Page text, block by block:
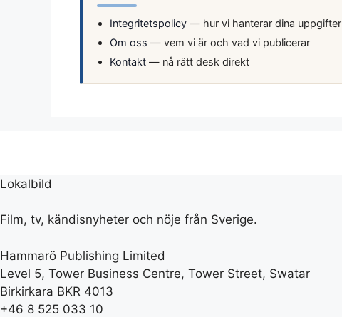
Integritetspolicy — hur vi hanterar dina uppgifter
Om oss — vem vi är och vad vi publicerar
Kontakt — nå rätt desk direkt
Lokalbild
Film, tv, kändisnyheter och nöje från Sverige.
Hammarö Publishing Limited
Level 5, Tower Business Centre, Tower Street, Swatar
Birkirkara BKR 4013
+46 8 525 033 10